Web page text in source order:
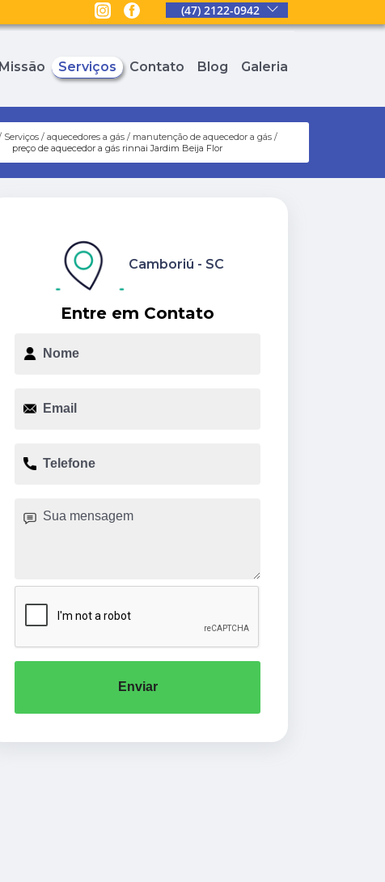
(47) 2122-0942
Missão Serviços Contato Blog Galeria
Serviços aquecedores a gás
manutenção de aquecedor a gás
preço de aquecedor a gás rinnai Jardim Beija Flor
Entre em Contato
Camboriú - SC
Enviar